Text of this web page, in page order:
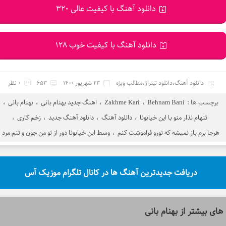
دانلود آهنگ با کیفیت عالی 320
دانلود آهنگ با کیفیت خوب 128
دانلود آهنگ،دانلود تیتراژ،مطالب ویژه 23 شهریور 1400 653 0 نظر
برچسب ها : Behnam Bani ، Zakhme Kari ، اهنگ جدید بهنام بانی ، بهنام بانی ،
تنهام نذار منو با این خیابونا ، دانلود آهنگ ، دانلود آهنگ جدید ، زخم کاری ،
هرجا برم باز نمیشه که تورو فراموشت کنم ، وسط این خیابونا دور از تو من جون و تنم مرد
دریافت جدیدترین آهنگ ها در کانال تلگرام موزیک آس
بیشتر ازبهنام بانی